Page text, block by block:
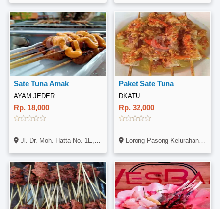
Sate Tuna Amak
AYAM JEDER
Rp. 18,000
Jl. Dr. Moh. Hatta No. 1E, Pauh, Padang
Paket Sate Tuna
DKATU
Rp. 32,000
Lorong Pasong Kelurahan Paal 4 Lingkungan 3